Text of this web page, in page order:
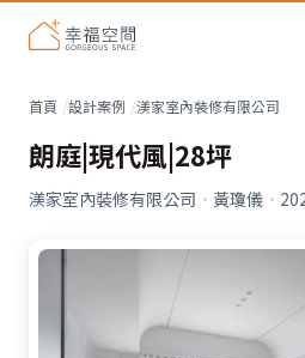
首頁 設計案例 渼家室內裝修有限公司
朗庭|現代風|28坪
渼家室內裝修有限公司 · 黃瓊儀 ·